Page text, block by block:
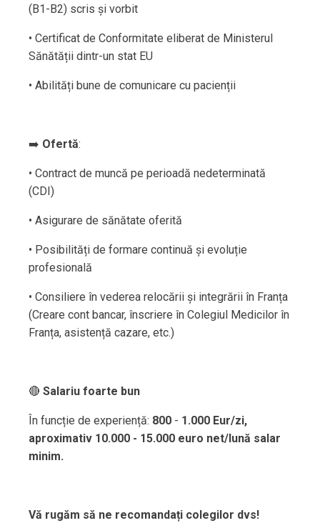
(B1-B2) scris și vorbit
• Certificat de Conformitate eliberat de Ministerul
Sănătății dintr-un stat EU
• Abilități bune de comunicare cu pacienții
➡️ Ofertă:
• Contract de muncă pe perioadă nedeterminată
(CDI)
• Asigurare de sănătate oferită
• Posibilități de formare continuă și evoluție
profesională
• Consiliere în vederea relocării și integrării în Franța
(Creare cont bancar, înscriere în Colegiul Medicilor în
Franța, asistență cazare, etc.)
🔴 Salariu foarte bun
În funcție de experiență: 800 - 1.000 Eur/zi,
aproximativ 10.000 - 15.000 euro net/lună salar
minim.
Vă rugăm să ne recomandați colegilor dvs!